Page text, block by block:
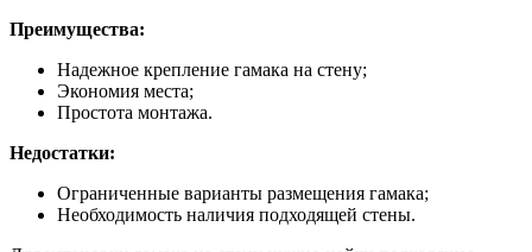
Преимущества:
Надежное крепление гамака на стену;
Экономия места;
Простота монтажа.
Недостатки:
Ограниченные варианты размещения гамака;
Необходимость наличия подходящей стены.